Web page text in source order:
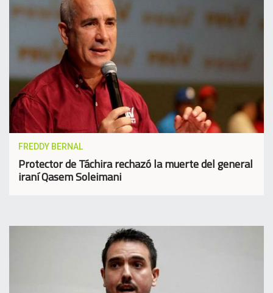
FREDDY BERNAL
Protector de Táchira rechazó la muerte del general
iraní Qasem Soleimani